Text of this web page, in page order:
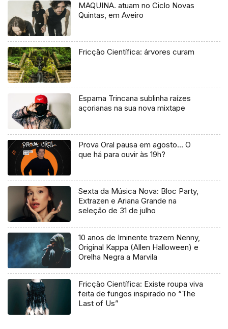
MAQUINA. atuam no Ciclo Novas
Quintas, em Aveiro
Fricção Científica: árvores curam
Espama Trincana sublinha raízes
açorianas na sua nova mixtape
Prova Oral pausa em agosto… O
que há para ouvir às 19h?
Sexta da Música Nova: Bloc Party,
Extrazen e Ariana Grande na
seleção de 31 de julho
10 anos de Iminente trazem Nenny,
Original Kappa (Allen Halloween) e
Orelha Negra a Marvila
Fricção Científica: Existe roupa viva
feita de fungos inspirado no “The
Last of Us”